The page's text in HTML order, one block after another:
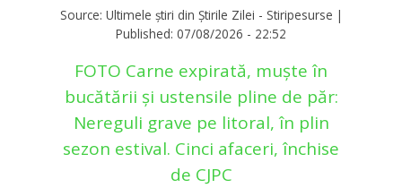
Source: Ultimele știri din Știrile Zilei - Stiripesurse |
Published: 07/08/2026 - 22:52
FOTO Carne expirată, muște în
bucătării și ustensile pline de păr:
Nereguli grave pe litoral, în plin
sezon estival. Cinci afaceri, închise
de CJPC